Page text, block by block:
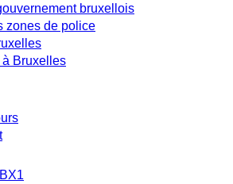
bruxellois
zones de police
Bruxelles